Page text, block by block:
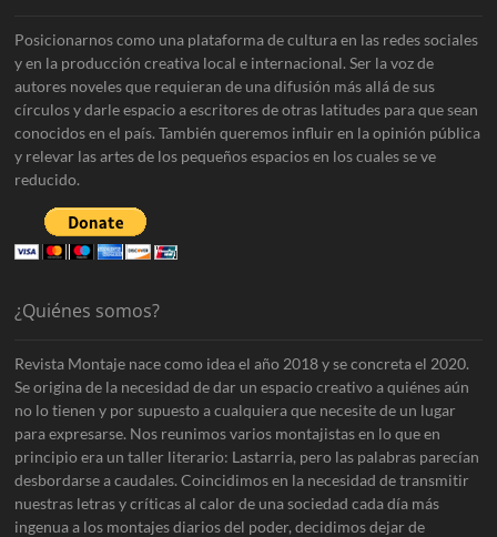
Posicionarnos como una plataforma de cultura en las redes sociales
y en la producción creativa local e internacional. Ser la voz de
autores noveles que requieran de una difusión más allá de sus
círculos y darle espacio a escritores de otras latitudes para que sean
conocidos en el país. También queremos influir en la opinión pública
y relevar las artes de los pequeños espacios en los cuales se ve
reducido.
¿Quiénes somos?
Revista Montaje nace como idea el año 2018 y se concreta el 2020.
Se origina de la necesidad de dar un espacio creativo a quiénes aún
no lo tienen y por supuesto a cualquiera que necesite de un lugar
para expresarse. Nos reunimos varios montajistas en lo que en
principio era un taller literario: Lastarria, pero las palabras parecían
desbordarse a caudales. Coincidimos en la necesidad de transmitir
nuestras letras y críticas al calor de una sociedad cada día más
ingenua a los montajes diarios del poder, decidimos dejar de